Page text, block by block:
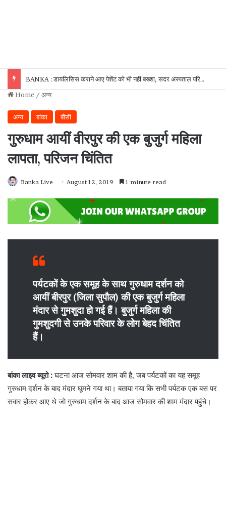
BANKA : डायलिसिस कराने आए पेशेंट को भी नहीं बख्शा, सदर अस्पताल परिसर से बाइक उड़ा ले गए चोर!
Home / अन्य
अन्य बांका बौंसी
गुरुधाम आयीं वीरपुर की एक बुजुर्ग महिला
लापता, परिजन चिंतित
Banka Live August 12, 2019 1 minute read
पर्यटकों के एक समूह के साथ गुरुधाम दर्शन को
आयीं बीरपुर (जिला सुपौल) की एक बुजुर्ग महिला
मंदार से गुमशुदा हो गई हैं। बुजुर्ग महिला की
गुमशुदगी से उनके परिवार के लोग बेहद चिंतित
हैं।
बांका लाइव ब्यूरो :घटना आज सोमवार शाम की है, जब पर्यटकों का यह समूह
गुरुधाम दर्शन के बाद मंदार घूमने गया था। बताया गया कि सभी पर्यटक एक बस पर
सवार होकर आए थे जो गुरुधाम दर्शन के बाद आज सोमवार की शाम मंदार पहुंचे।